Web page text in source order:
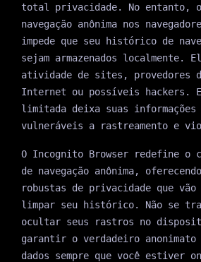
total privacidade. No entanto, o
navegação anônima nos
impede que seu histórico de
sejam armazenados localmente.
atividade de sites, provedores
Internet ou possíveis hackers.
limitada deixa suas informações
vulneráveis a rastreamento e
O Incognito Browser redefine o
de navegação anônima,
robustas de privacidade que vão
limpar seu histórico. Não se
ocultar seus rastros no
garantir o verdadeiro anonimato
dados sempre que você estiver